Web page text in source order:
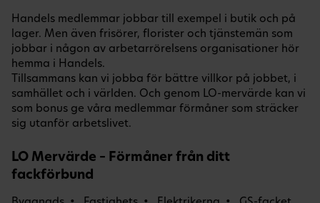
Handels medlemmar jobbar till exempel i butik och på
lager. Men även frisörer, florister och tjänstemän som
jobbar i någon av arbetarrörelsens organisationer hör
hemma i Handels.
Tillsammans kan vi jobba för bättre villkor på jobbet, i
samhället och i världen. Och genom LO-mervärde kan vi
som bonus ge våra medlemmar förmåner som sträcker
sig utanför arbetslivet.
LO Mervärde – Förmåner från ditt
fackförbund